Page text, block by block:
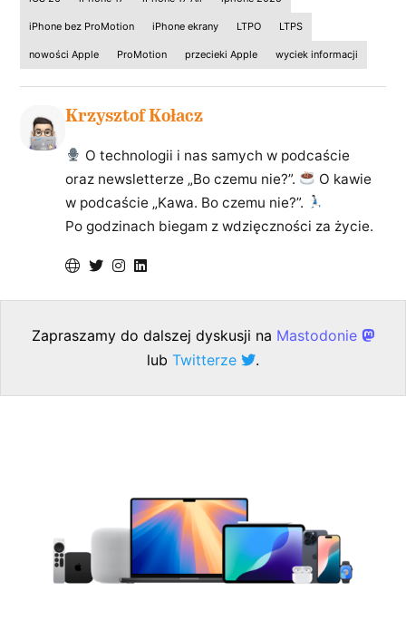
iPhone bez ProMotion iPhone ekrany LTPO LTPS
nowości Apple ProMotion przecieki Apple wyciek informacji
Krzysztof Kołacz
O technologii i nas samych w podcaście
oraz newsletterze „Bo czemu nie?”.
O kawie
w podcaście „Kawa. Bo czemu nie?”.
Po godzinach biegam z wdzięczności za życie.
Zapraszamy do dalszej dyskusji na Mastodonie
lub Twitterze .